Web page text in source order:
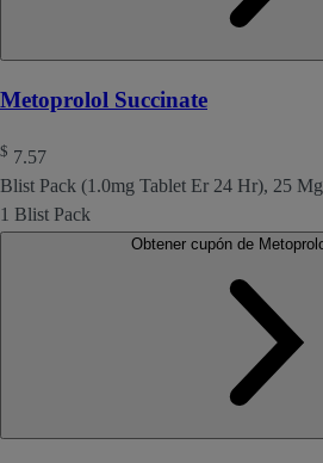
Metoprolol Succinate
$ 7.57
Blist Pack (1.0mg Tablet Er 24 Hr), 25 Mg
1 Blist Pack